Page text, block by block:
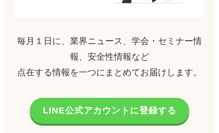
毎月１日に、業界ニュース、学会・セミナー情
報、安全性情報など
点在する情報を一つにまとめてお届けします。
LINE公式アカウントに登録する